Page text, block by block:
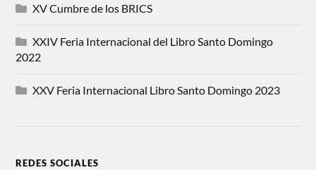
XV Cumbre de los BRICS
XXIV Feria Internacional del Libro Santo Domingo
2022
XXV Feria Internacional Libro Santo Domingo 2023
REDES SOCIALES